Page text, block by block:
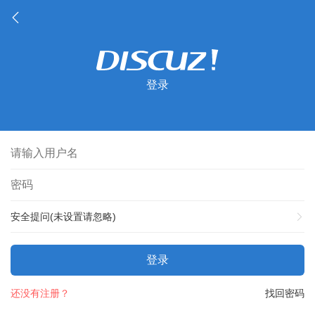
登录
安全提问(未设置请忽略)
登录
找回密码
还没有注册？